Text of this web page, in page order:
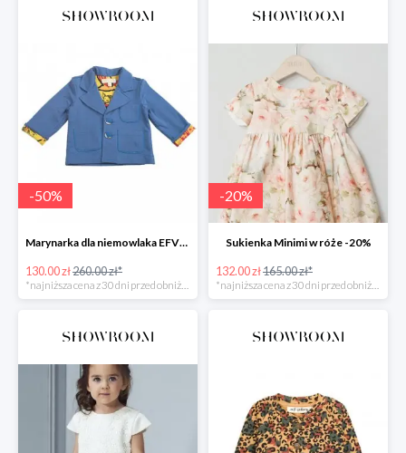
-50%
Marynarka dla niemowlaka EFVVA -50%
130.00 zł260.00 zł*
-20%
Sukienka Minimi w róże -20%
132.00 zł165.00 zł*